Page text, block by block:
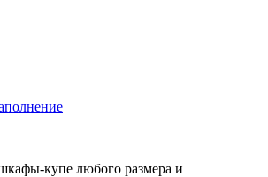
купе любого размера и